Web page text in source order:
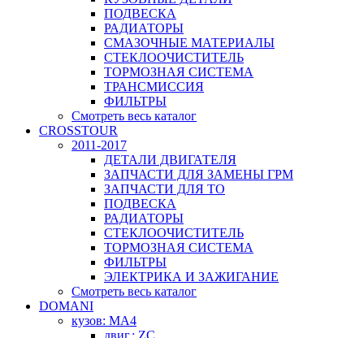
ПОДВЕСКА
РАДИАТОРЫ
СМАЗОЧНЫЕ МАТЕРИАЛЫ
СТЕКЛООЧИСТИТЕЛЬ
ТОРМОЗНАЯ СИСТЕМА
ТРАНСМИССИЯ
ФИЛЬТРЫ
Смотреть весь каталог
CROSSTOUR
2011-2017
ДЕТАЛИ ДВИГАТЕЛЯ
ЗАПЧАСТИ ДЛЯ ЗАМЕНЫ ГРМ
ЗАПЧАСТИ ДЛЯ ТО
ПОДВЕСКА
РАДИАТОРЫ
СТЕКЛООЧИСТИТЕЛЬ
ТОРМОЗНАЯ СИСТЕМА
ФИЛЬТРЫ
ЭЛЕКТРИКА И ЗАЖИГАНИЕ
Смотреть весь каталог
DOMANI
кузов: MA4
двиг.: ZC